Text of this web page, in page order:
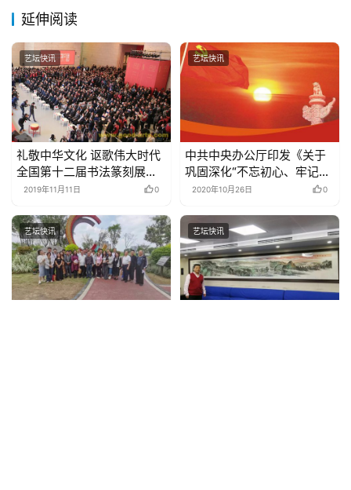
延伸阅读
艺坛快讯
礼敬中华文化 讴歌伟大时代
全国第十二届书法篆刻展览
篆书篆刻刻字展开幕式在山
2019年11月11日 0
艺坛快讯
中共中央办公厅印发《关于
巩固深化“不忘初心、牢记使
命”主题教育成果的意见》
2020年10月26日 0
艺坛快讯 艺坛快讯